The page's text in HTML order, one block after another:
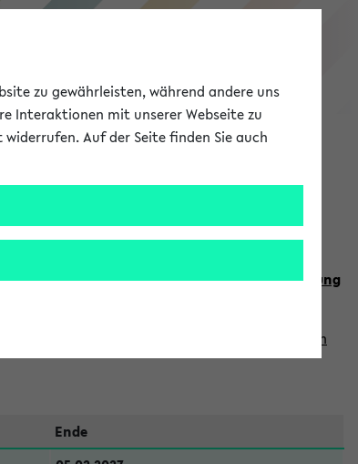
eKVV
die weiteren Termine imKalender der Lehrplanung
finden
Ende
zu gewährleisten, während andere uns
Interaktionen mit unserer Webseite zu
Auf der Seite finden Sie auch